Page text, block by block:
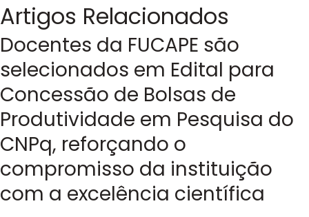
Artigos Relacionados
Docentes da FUCAPE são
selecionados em Edital para
Concessão de Bolsas de
Produtividade em Pesquisa do
CNPq, reforçando o
compromisso da instituição
com a excelência científica